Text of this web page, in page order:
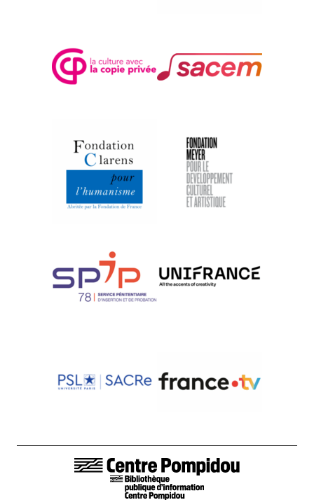
LIENS DE BAS DE PAGE